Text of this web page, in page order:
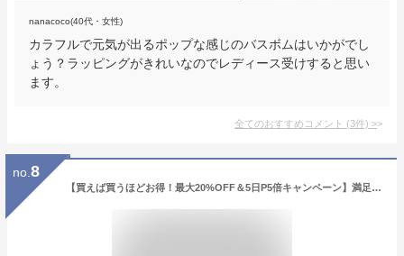
nanacoco(40代・女性)
カラフルで元気が出るポップな感じのバスボムはいかがでし
ょう？ラッピングがきれいなのでレディース受けすると思い
ます。
全てのおすすめコメント (3件) >
no. 8
【買えば買うほどお得！最大20%OFF＆5日P5倍キャンペーン】満足度99.6%のEpeios バスボム 9個 セット ギフトBOX付 入浴剤 バスボール 詰め合わせ 天然素材 安心 可愛い おしゃれ お風呂 誕生日 お祝い クリスマス プレゼント ギフト 女性 男性 贈り物 出産 結婚 内祝い